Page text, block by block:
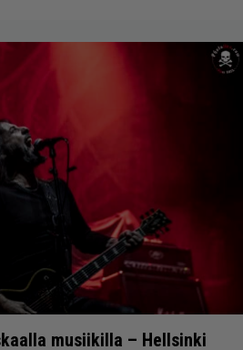
musiikilla – Hellsinki